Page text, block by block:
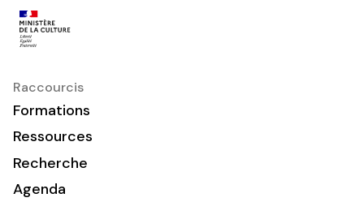
Raccourcis
Formations
Ressources
Recherche
Agenda